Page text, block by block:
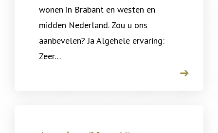
wonen in Brabant en westen en
midden Nederland. Zou u ons
aanbevelen? Ja Algehele ervaring:
Zeer…
arrow